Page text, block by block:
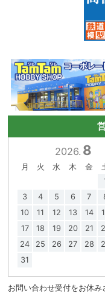
2026. 8
月 火 水 木 金
3
4 5 6 7
10
11 12 13 14
17
18 19 20 21
24
25 26 27 28
31
お問い合わせ受付をお休